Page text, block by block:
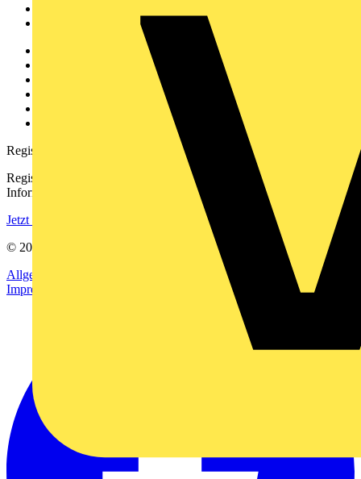
Downloadbereich (PDFs)
Registrierung
Registrieren Sie sich kostenlos und erhalten Sie stets aktuelle
Informationen aus der Elektroindustrie.
Jetzt registrieren
© 2002-
Allgemeine Geschäftsbedingungen
Datenschutzerklärung
Impressum